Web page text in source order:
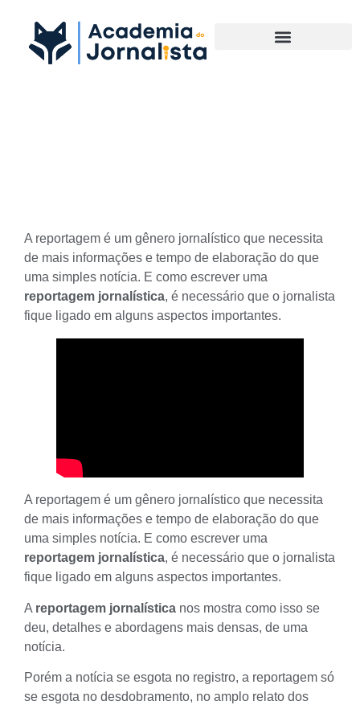
A reportagem é um gênero jornalístico que necessita
de mais informações e tempo de elaboração do que
uma simples notícia. E como escrever uma
reportagem jornalística, é necessário que o jornalista
fique ligado em alguns aspectos importantes.
A reportagem é um gênero jornalístico que necessita
de mais informações e tempo de elaboração do que
uma simples notícia. E como escrever uma
reportagem jornalística, é necessário que o jornalista
fique ligado em alguns aspectos importantes.
A reportagem jornalística nos mostra como isso se
deu, detalhes e abordagens mais densas, de uma
notícia.
Porém a notícia se esgota no registro, a reportagem só
se esgota no desdobramento, no amplo relato dos